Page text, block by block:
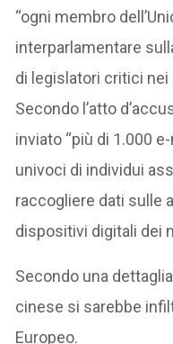
“ogni membro
interparlamentare
di legislatori critici
Secondo l’atto
inviato “più di 1.000
univoci di individui
raccogliere dati sulle
dispositivi digitali dei
Secondo una
cinese si sarebbe
Europeo.